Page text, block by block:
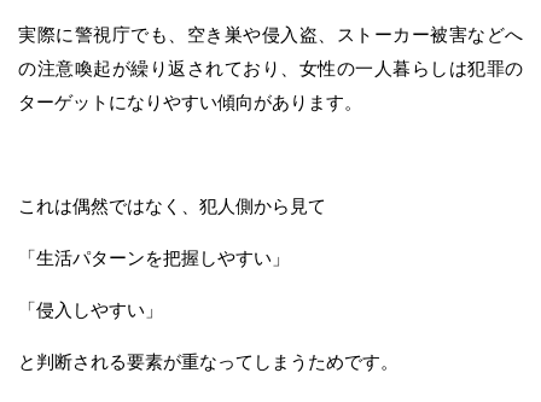
実際に警視庁でも、空き巣や侵入盗、ストーカー被害などへ
の注意喚起が繰り返されており、女性の一人暮らしは犯罪の
ターゲットになりやすい傾向があります。
これは偶然ではなく、犯人側から見て
「生活パターンを把握しやすい」
「侵入しやすい」
と判断される要素が重なってしまうためです。